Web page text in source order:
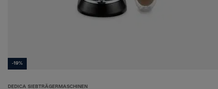
-19%
DEDICA SIEBTRÄGERMASCHINEN